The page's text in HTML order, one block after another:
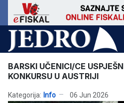
BARSKI UČENICI/CE
KONKURSU U AUSTRIJI
Kategorija: Info 06 Jun 2026